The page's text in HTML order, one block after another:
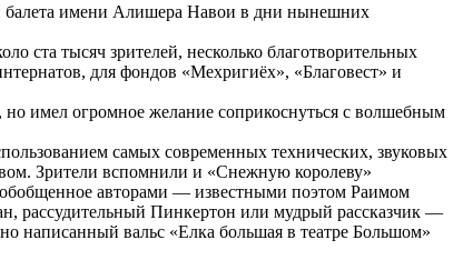
балета имени Алишера Навои в дни нынешних
ста тысяч зрителей, несколько благотворительных
для фондов «Мехригиёх», «Благовест» и
но имел огромное желание соприкоснуться с волшебным
самых современных технических, звуковых
Зрители вспомнили и «Снежную королеву»
авторами — известными поэтом Раимом
рассудительный Пинкертон или мудрый рассказчик —
написанный вальс «Елка большая в театре Большом»